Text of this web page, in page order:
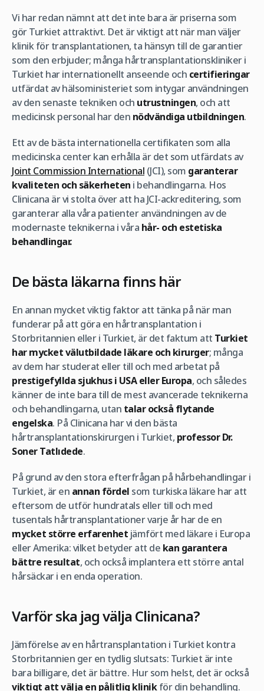
Vi har redan nämnt att det inte bara är priserna som
gör Turkiet attraktivt. Det är viktigt att när man väljer
klinik för transplantationen, ta hänsyn till de garantier
som den erbjuder; många hårtransplantationskliniker i
Turkiet har internationellt anseende och certifieringar
utfärdat av hälsoministeriet som intygar användningen
av den senaste tekniken och utrustningen, och att
medicinsk personal har den nödvändiga utbildningen.
Ett av de bästa internationella certifikaten som alla
medicinska center kan erhålla är det som utfärdats av
Joint Commission International (JCI), som garanterar
kvaliteten och säkerheten i behandlingarna. Hos
Clinicana är vi stolta över att ha JCI-ackreditering, som
garanterar alla våra patienter användningen av de
modernaste teknikerna i våra hår- och estetiska
behandlingar.
De bästa läkarna finns här
En annan mycket viktig faktor att tänka på när man
funderar på att göra en hårtransplantation i
Storbritannien eller i Turkiet, är det faktum att Turkiet
har mycket välutbildade läkare och kirurger; många
av dem har studerat eller till och med arbetat på
prestigefyllda sjukhus i USA eller Europa, och således
känner de inte bara till de mest avancerade teknikerna
och behandlingarna, utan talar också flytande
engelska. På Clinicana har vi den bästa
hårtransplantationskirurgen i Turkiet, professor Dr.
Soner Tatlıdede.
På grund av den stora efterfrågan på hårbehandlingar i
Turkiet, är en annan fördel som turkiska läkare har att
eftersom de utför hundratals eller till och med
tusentals hårtransplantationer varje år har de en
mycket större erfarenhet jämfört med läkare i Europa
eller Amerika: vilket betyder att de kan garantera
bättre resultat, och också implantera ett större antal
hårsäckar i en enda operation.
Varför ska jag välja Clinicana?
Jämförelse av en hårtransplantation i Turkiet kontra
Storbritannien ger en tydlig slutsats: Turkiet är inte
bara billigare, det är bättre. Hur som helst, det är också
viktigt att välja en pålitlig klinikför din behandling.